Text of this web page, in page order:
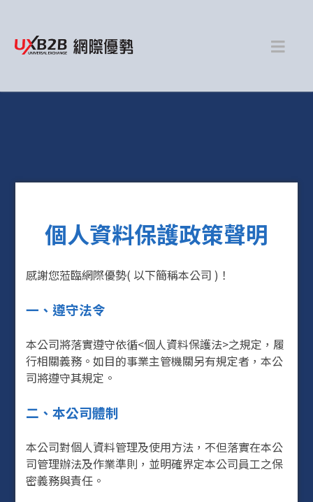
個人資料保護政策聲明
感謝您蒞臨網際優勢( 以下簡稱本公司 )！
一、遵守法令
本公司將落實遵守依循<個人資料保護法>之規定，履
行相關義務。如目的事業主管機關另有規定者，本公
司將遵守其規定。
二、本公司體制
本公司對個人資料管理及使用方法，不但落實在本公
司管理辦法及作業準則，並明確界定本公司員工之保
密義務與責任。